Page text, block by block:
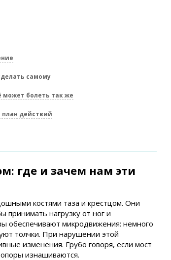
самому
болеть так же
план действий
где и зачем нам эти
костями таза и крестцом. Они
принимать нагрузку от ног и
обеспечивают микродвижения: немного
толчки. При нарушении этой
изменения. Грубо говоря, если мост
изнашиваются.